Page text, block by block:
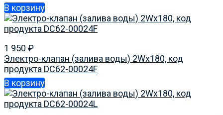
В корзину
1 950 ₽
Электро-клапан (залива воды) 2Wx180, код
продукта DC62-00024F
В корзину